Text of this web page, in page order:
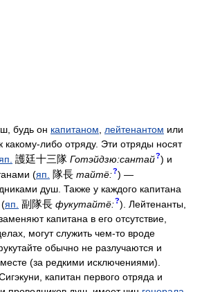
будь он капитаном лейтенантом или
какому-либо отряду. Эти отряды носят
護廷十三隊 Готэйдзю:сантай?) и
(яп. 隊長 тайтё:?) —
душ. Также у каждого капитана
(яп. 副隊長 фукутайтё:?). Лейтенанты,
капитана в его отсутствие,
могут служить чем-то вроде
обычно не разлучаются и
(за редкими исключениями).
капитан первого отряда и